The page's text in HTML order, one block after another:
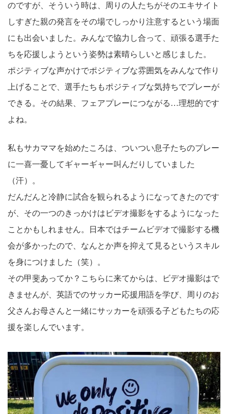
のですが、そういう時は、周りの人たちがそのエキサイト
しすぎた親の発言をその場でしっかり注意するという場面
にも出会いました。みんなで協力し合って、頑張る選手た
ちを応援しようという姿勢は素晴らしいと感じました。
ポジティブな声かけでポジティブな雰囲気をみんなで作り
上げることで、選手たちもポジティブな気持ちでプレーが
できる。その結果、フェアプレーにつながる…理想的です
よね。
私もサカママを始めたころは、ついつい息子たちのプレー
に一喜一憂してギャーギャー叫んだりしていました
（汗）。
だんだんと冷静に試合を観られるようになってきたのです
が、その一つのきっかけはビデオ撮影をするようになった
ことかもしれません。日本ではチームビデオで撮影する機
会が多かったので、なんとか声を抑えて見るというスキル
を身につけました（笑）。
その甲斐あってか？こちらに来てからは、ビデオ撮影はで
きませんが、英語でのサッカー応援用語を学び、周りのお
父さんお母さんと一緒にサッカーを頑張る子どもたちの応
援を楽しんでいます。